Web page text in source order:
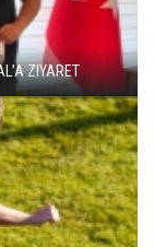
ZIYARET